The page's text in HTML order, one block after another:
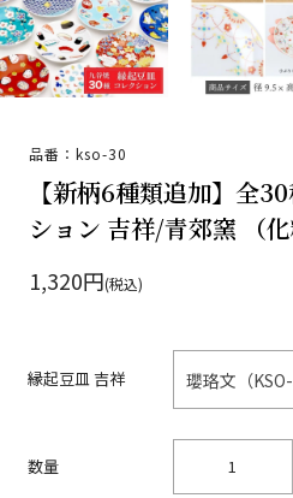
品番：kso-30
【新柄6種類追加】全
ション 吉祥/青郊窯 （化
1,320円(税込)
縁起豆皿 吉祥
数量